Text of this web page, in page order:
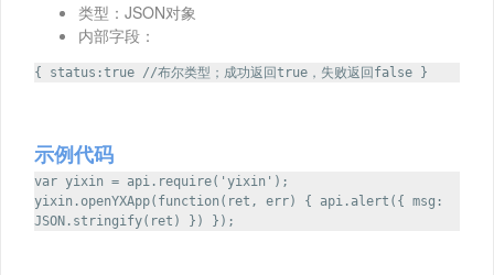
类型：JSON对象
内部字段：
{ status:true //布尔类型；成功返回true，失败返回false }
示例代码
var yixin = api.require('yixin');
yixin.openYXApp(function(ret, err) { api.alert({ msg:
JSON.stringify(ret) }) });